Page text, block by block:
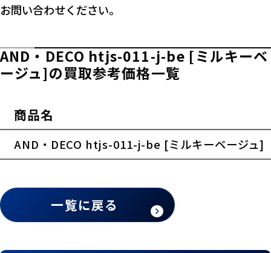
お問い合わせください。
AND・DECO htjs-011-j-be [ミルキーベ
ージュ]の買取参考価格一覧
商品名
AND・DECO htjs-011-j-be [ミルキーベージュ]
一覧に戻る